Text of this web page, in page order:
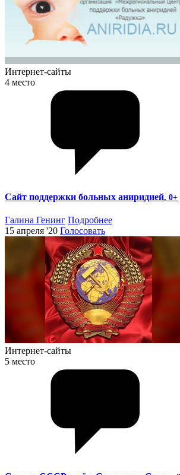
Интернет-сайты
4 место
Сайт поддержки больных аниридией, 0+
Галина Генинг Подробнее
15 апреля '20 Голосовать
Интернет-сайты
5 место